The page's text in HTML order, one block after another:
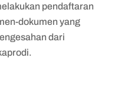
pendaftaran
dokumen yang
dari